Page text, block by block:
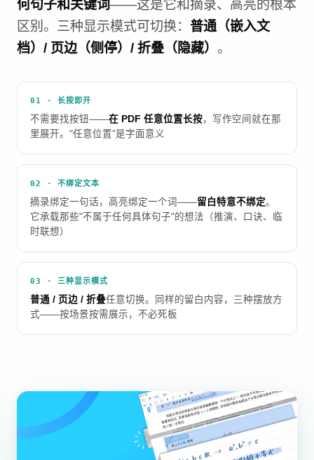
何句子和关键词——这是它和摘录、高亮的根本
区别。三种显示模式可切换： 普通（嵌入文
档）/ 页边（侧停）/ 折叠（隐藏） 。
01 · 长按即开
不需要找按钮——在 PDF 任意位置长按，写作空间就在那
里展开。"任意位置"是字面意义
02 · 不绑定文本
摘录绑定一句话，高亮绑定一个词——留白特意不绑定。
它承载那些"不属于任何具体句子"的想法（推演、口诀、临
时联想）
03 · 三种显示模式
普通 / 页边 / 折叠任意切换。同样的留白内容，三种摆放方
式——按场景按需展示，不必死板